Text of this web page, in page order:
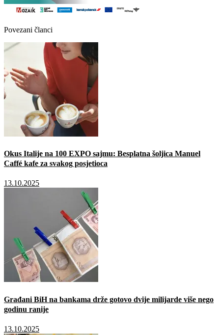
Povezani članci
Okus Italije na 100 EXPO sajmu: Besplatna šoljica Manuel
Caffé kafe za svakog posjetioca
13.10.2025
Građani BiH na bankama drže gotovo dvije milijarde više nego
godinu ranije
13.10.2025